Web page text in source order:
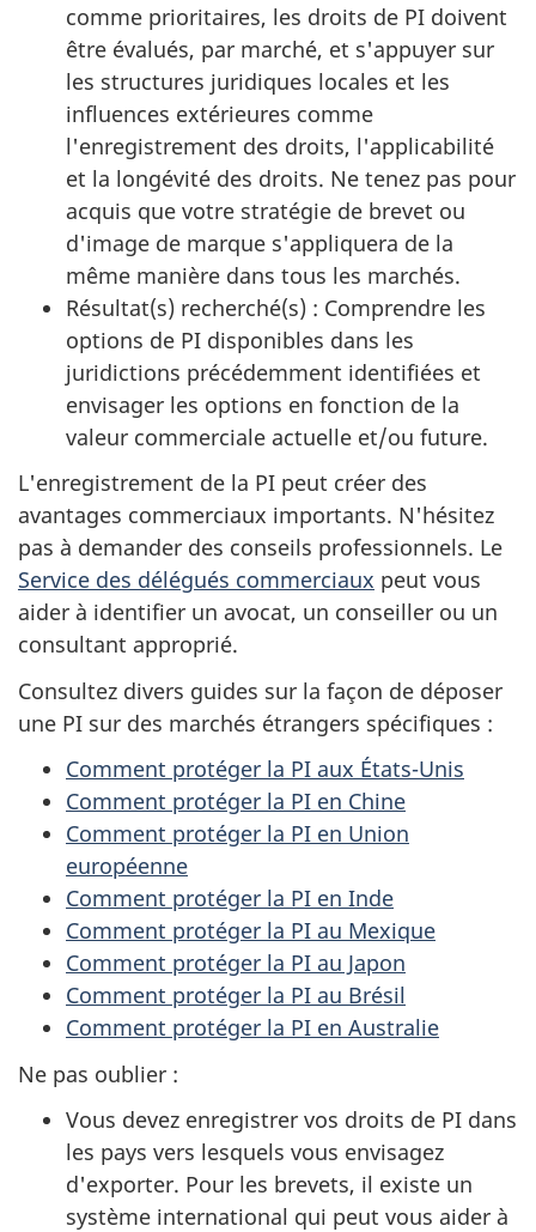
comme prioritaires, les droits de PI doivent
être évalués, par marché, et s'appuyer sur
les structures juridiques locales et les
influences extérieures comme
l'enregistrement des droits, l'applicabilité
et la longévité des droits. Ne tenez pas pour
acquis que votre stratégie de brevet ou
d'image de marque s'appliquera de la
même manière dans tous les marchés.
Résultat(s) recherché(s) : Comprendre les
options de PI disponibles dans les
juridictions précédemment identifiées et
envisager les options en fonction de la
valeur commerciale actuelle et/ou future.
L'enregistrement de la PI peut créer des
avantages commerciaux importants. N'hésitez
pas à demander des conseils professionnels. Le
Service des délégués commerciaux peut vous
aider à identifier un avocat, un conseiller ou un
consultant approprié.
Consultez divers guides sur la façon de déposer
une PI sur des marchés étrangers spécifiques :
Comment protéger la PI aux États-Unis
Comment protéger la PI en Chine
Comment protéger la PI en Union
européenne
Comment protéger la PI en Inde
Comment protéger la PI au Mexique
Comment protéger la PI au Japon
Comment protéger la PI au Brésil
Comment protéger la PI en Australie
Ne pas oublier :
Vous devez enregistrer vos droits de PI dans
les pays vers lesquels vous envisagez
d'exporter. Pour les brevets, il existe un
système international qui peut vous aider à